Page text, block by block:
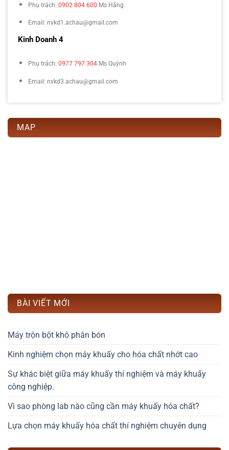
Phụ trách: 0902 804 600 Ms Hằng
Email: nvkd1.achau@gmail.com
Kinh Doanh 4
Phụ trách: 0977 797 304 Ms Quỳnh
Email: nvkd3.achau@gmail.com
MAP
BÀI VIẾT MỚI
Máy trộn bột khô phân bón
Kinh nghiệm chọn máy khuấy cho hóa chất nhớt cao
Sự khác biệt giữa máy khuấy thí nghiệm và máy khuấy
công nghiệp.
Vì sao phòng lab nào cũng cần máy khuấy hóa chất?
Lựa chọn máy khuấy hóa chất thí nghiệm chuyên dụng